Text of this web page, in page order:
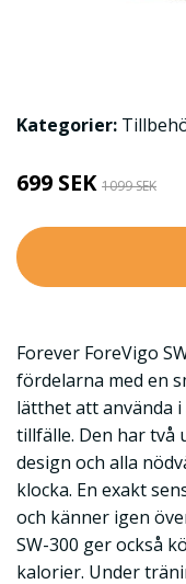
Kategorier:
699 SEK 1099 SEK
Forever ForeVigo
fördelarna med en
lätthet att använda
tillfälle. Den har två
design och alla
klocka. En exakt
och känner igen
SW-300 ger också
kalorier. Under